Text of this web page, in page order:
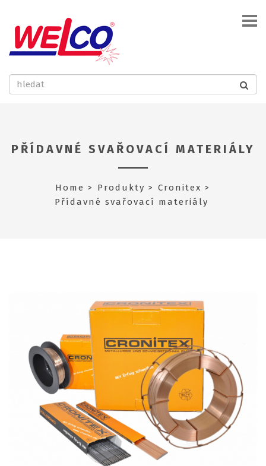
PŘÍDAVNÉ SVAŘOVACÍ MATERIÁLY
Home Produkty
Cronitex
Přídavné svařovací materiály